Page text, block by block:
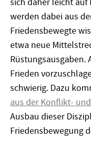
werden dabei aus
Friedensbewegte
etwa neue
Rüstungsausgaben.
Frieden
schwierig. Dazu
aus der Konflikt-
Ausbau dieser
Friedensbewegung